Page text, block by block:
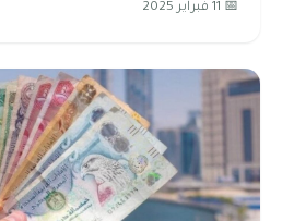
📅 11 فبراير 2025